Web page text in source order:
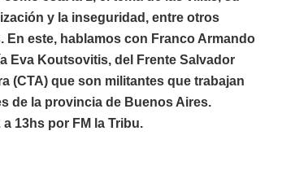
y la inseguridad, entre otros
En este, hablamos con Franco Armando
Eva Koutsovitis, del Frente Salvador
(CTA) que son militantes que trabajan
de la provincia de Buenos Aires.
13hs por FM la Tribu.